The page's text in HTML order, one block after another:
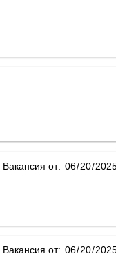
Вакансия от:
Вакансия от: